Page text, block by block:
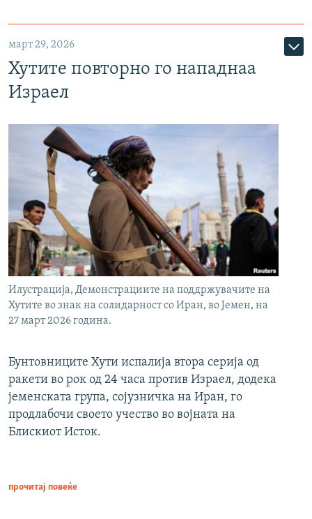
март 29, 2026
Хутите повторно го нападнаа
Израел
Илустрација, Демонстрациите на поддржувачите на
Хутите во знак на солидарност со Иран, во Јемен, на
27 март 2026 година.
Бунтовниците Хути испалија втора серија од
ракети во рок од 24 часа против Израел, додека
јеменската група, сојузничка на Иран, го
продлабочи своето учество во војната на
Блискиот Исток.
прочитај повеќе